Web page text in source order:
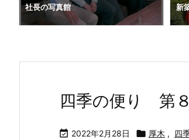
社長の写真館 新
四季の便り 第８
 2022年2月28日  厚木 , 四